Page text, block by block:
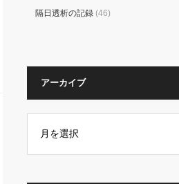
隔日透析の記録(46)
アーカイブ